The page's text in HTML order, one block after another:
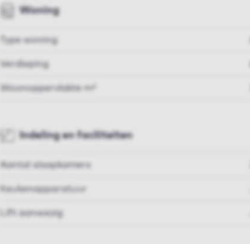
Woning
Type woning
Verdieping
Woonoppervlakte m²
Indeling en faciliteiten
Aantal slaapkamers
Keukenapparatuur
Lift aanwezig